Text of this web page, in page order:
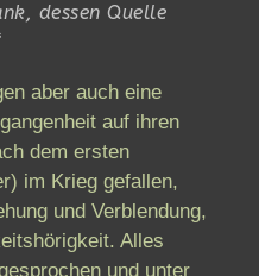
dessen Quelle
aber auch eine
auf ihren
dem ersten
im Krieg gefallen,
und Verblendung,
Alles
und unter